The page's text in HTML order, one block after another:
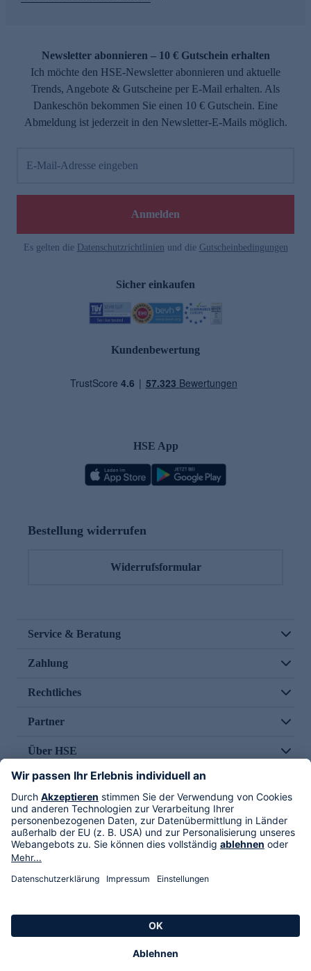
Newsletter abonnieren – 10 € Gutschein erhalten
Ich möchte den HSE-Newsletter abonnieren und aktuelle
Trends, Angebote & Gutscheine per E-Mail erhalten. Als
Dankeschön bekommen Sie einen 10 € Gutschein. Eine
Abmeldung ist jederzeit in den Newsletter-E-Mails möglich.
E-Mail-Adresse eingeben
Anmelden
Es gelten die Datenschutzrichtlinien und die Gutscheinbedingungen
Sicher einkaufen
Kundenbewertung
HSE App
Bestellung widerrufen
Widerrufsformular
Service & Beratung
Zahlung
Rechtliches
Partner
Über HSE
Im TV
HSE International